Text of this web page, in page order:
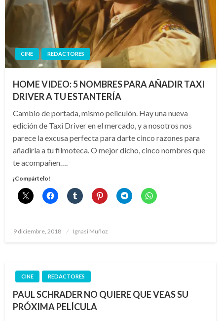
CINE REDACTORES
HOME VIDEO: 5 NOMBRES PARA AÑADIR TAXI
DRIVER A TU ESTANTERÍA
Cambio de portada, mismo peliculón. Hay una nueva
edición de Taxi Driver en el mercado, y a nosotros nos
parece la excusa perfecta para darte cinco razones para
añadirla a tu filmoteca. O mejor dicho, cinco nombres que
te acompañen….
¡Compártelo!
Publicado
9 diciembre, 2018 Ignasi Muñoz
CINE REDACTORES
PAUL SCHRADER NO QUIERE QUE VEAS SU
PRÓXIMA PELÍCULA